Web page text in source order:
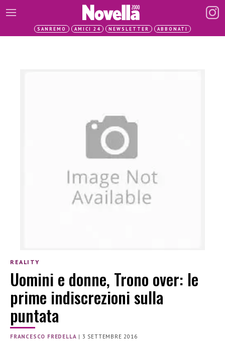
SANREMO AMICI 24 NEWSLETTER ABBONATI
REALITY
Uomini e donne, Trono over: le
prime indiscrezioni sulla
puntata
FRANCESCO FREDELLA | 3 SETTEMBRE 2016